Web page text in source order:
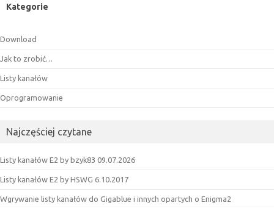
Kategorie
Download
Jak to zrobić…
Listy kanałów
Oprogramowanie
Najczęściej czytane
Listy kanałów E2 by bzyk83 09.07.2026
Listy kanałów E2 by HSWG 6.10.2017
Wgrywanie listy kanałów do Gigablue i innych opartych o Enigma2